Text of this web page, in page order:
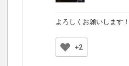
よろしくお願いします！
+2